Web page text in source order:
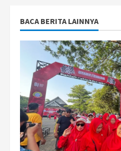
BACA BERITA LAINNYA